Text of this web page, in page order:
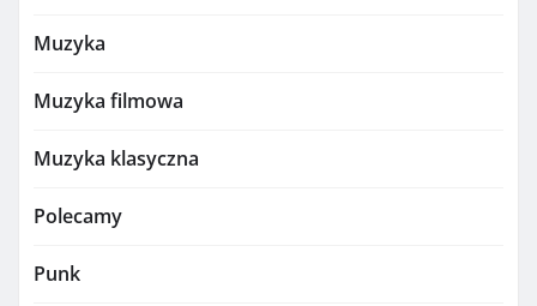
Muzyka
Muzyka filmowa
Muzyka klasyczna
Polecamy
Punk